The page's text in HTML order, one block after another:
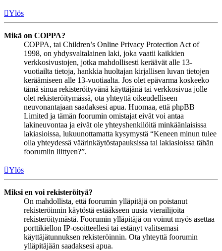
Ylös
Mikä on COPPA?
COPPA, tai Children’s Online Privacy Protection Act of
1998, on yhdysvaltalainen laki, joka vaatii kaikkien
verkkosivustojen, jotka mahdollisesti keräävät alle 13-
vuotiailta tietoja, hankkia huoltajan kirjallisen luvan tietojen
keräämiseen alle 13-vuotiaalta. Jos olet epävarma koskeeko
tämä sinua rekisteröityvänä käyttäjänä tai verkkosivua jolle
olet rekisteröitymässä, ota yhteyttä oikeudelliseen
neuvonantajaan saadaksesi apua. Huomaa, että phpBB
Limited ja tämän foorumin omistajat eivät voi antaa
lakineuvontaa ja eivät ole yhteyshenkilöitä minkäänlaisissa
lakiasioissa, lukuunottamatta kysymystä “Keneen minun tulee
olla yhteydessä väärinkäytöstapauksissa tai lakiasioissa tähän
foorumiin liittyen?”.
Ylös
Miksi en voi rekisteröityä?
On mahdollista, että foorumin ylläpitäjä on poistanut
rekisteröinnin käytöstä estääkseen uusia vierailijoita
rekisteröitymästä. Foorumin ylläpitäjä on voinut myös asettaa
porttikiellon IP-osoitteellesi tai estänyt valitsemasi
käyttäjätunnuksen rekisteröinnin. Ota yhteyttä foorumin
ylläpitäjään saadaksesi apua.